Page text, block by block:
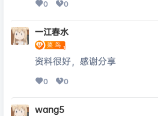
0 0
一江春水
资料很好，感谢分享
0 0
wang5